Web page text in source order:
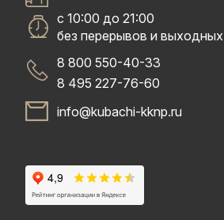
с 10:00 до 21:00
без перерывов и выходных
8 800 550-40-33
8 495 227-76-60
info@kubachi-kknp.ru